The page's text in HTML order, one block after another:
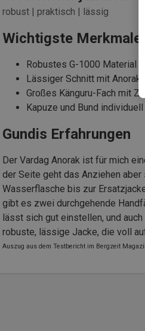
robust | praktisch | lässig
Wichtigste
Robustes G-1000 Material
Lässiger Schnitt mit Anorak-
Großes Känguru-Fach mit
Kapuze und Bund
Gundis Erfahrungen
Der Vardag Anorak ist für mich
der Seite geht das Anziehen
Wasserflasche bis zur
gibt es zwei durchgehende
lässt sich gut einstellen, und
robuste, lässige Jacke, die voll
Auszug aus dem Testbericht im Bergzeit